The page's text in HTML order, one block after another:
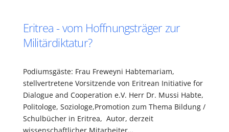
Eritrea - vom Hoffnungsträger zur
Militärdiktatur?
Podiumsgäste: Frau Freweyni Habtemariam,
stellvertretene Vorsitzende von Eritrean Initiative for
Dialogue and Cooperation e.V. Herr Dr. Mussi Habte,
Politologe, Soziologe,Promotion zum Thema Bildung /
Schulbücher in Eritrea, Autor, derzeit